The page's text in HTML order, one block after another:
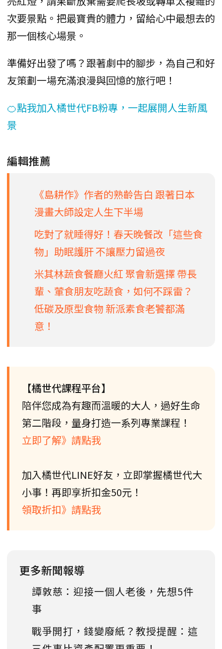
次要景點。把最寶貴的體力，留給心中最想去的
那一個核心場景。
準備好出發了嗎？跟著劇中的腳步，為自己和好
友策劃一場充滿浪漫與回憶的旅行吧！
🍊點我加入橘世代FB粉專，一起展開人生新風
景
編輯推薦
《島耕作》作者的熟齡告白 跟著日本
漫畫大師設定人生下半場
吃對了就睡得好！春天晚餐改「這些食
物」助眠護肝 不讓壓力留過夜
米其林蔬食餐廳火紅 聚會新選擇 帶長
輩、葷食朋友吃蔬食，如何不踩雷？
低碳及原型食物 新派素食老饕都滿
意！
【橘世代課程平台】
陪伴您成為有趣而溫暖的大人，過好生命
第二階段，量身打造一系列專業課程！
立即了解》請點我
加入橘世代LINE好友，立即掌握橘世代大
小事！再即享折扣金50元！
領取折扣》請點我
更多新聞報導
譚敦慈：迎接一個人老後，先想5件
事
戰爭開打，錢變廢紙？教授提醒：這